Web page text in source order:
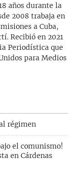
años durante la
2008 trabaja en
a Cuba,
Recibió en 2021
Periodística que
para Medios
régimen
el comunismo!
en Cárdenas